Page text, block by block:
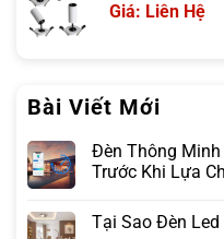
Giá: Liên Hệ
Bài Viết Mới
Đèn Thông Minh
Trước Khi Lựa
Tại Sao Đèn